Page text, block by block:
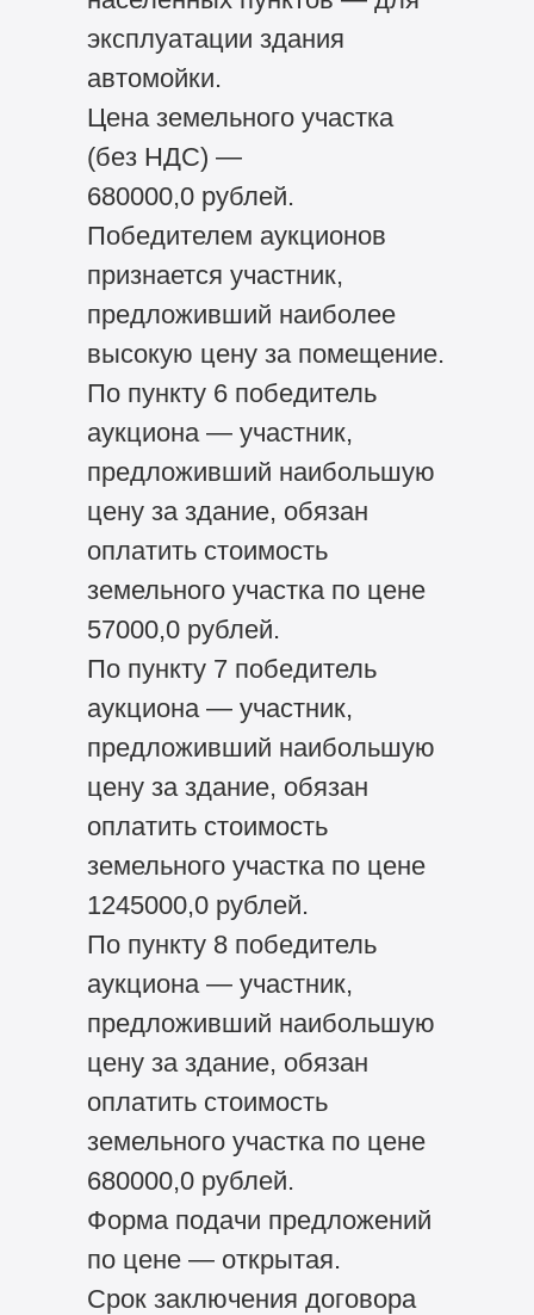
эксплуатации здания
автомойки.
Цена земельного участка
(без НДС) —
680000,0 рублей.
Победителем аукционов
признается участник,
предложивший наиболее
высокую цену за помещение.
По пункту 6 победитель
аукциона — участник,
предложивший наибольшую
цену за здание, обязан
оплатить стоимость
земельного участка по цене
57000,0 рублей.
По пункту 7 победитель
аукциона — участник,
предложивший наибольшую
цену за здание, обязан
оплатить стоимость
земельного участка по цене
1245000,0 рублей.
По пункту 8 победитель
аукциона — участник,
предложивший наибольшую
цену за здание, обязан
оплатить стоимость
земельного участка по цене
680000,0 рублей.
Форма подачи предложений
по цене — открытая.
Срок заключения договора